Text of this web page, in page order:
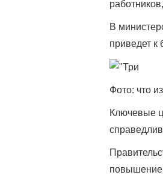
В
приведет к
Фото: что
Ключевые
повышение